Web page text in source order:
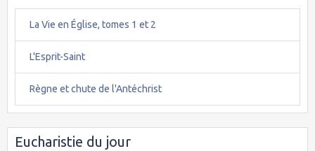
La Vie en Église, tomes 1 et 2
L'Esprit-Saint
Règne et chute de l'Antéchrist
Eucharistie du jour